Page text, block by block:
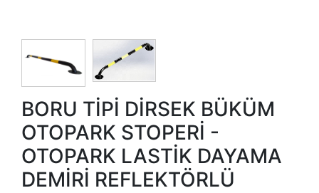
BORU TİPİ DİRSEK BÜKÜM
OTOPARK STOPERİ -
OTOPARK LASTİK DAYAMA
DEMİRİ REFLEKTÖRLÜ